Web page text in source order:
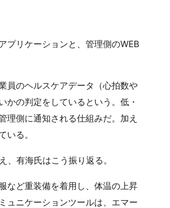
プリケーションと、管理側のWEB
員のヘルスケアデータ（心拍数や
かの判定をしているという。低・
理側に通知される仕組みだ。加え
いる。
、有海氏はこう振り返る。
など重装備を着用し、体温の上昇
ュニケーションツールは、エマー